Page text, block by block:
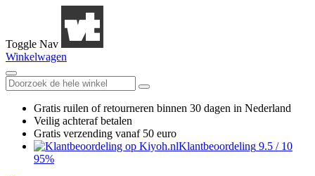
Toggle Nav
Winkelwagen
Gratis ruilen of retourneren binnen 30 dagen in Nederland
Veilig achteraf betalen
Gratis verzending vanaf 50 euro
Klantbeoordeling 9.5 / 10
95%